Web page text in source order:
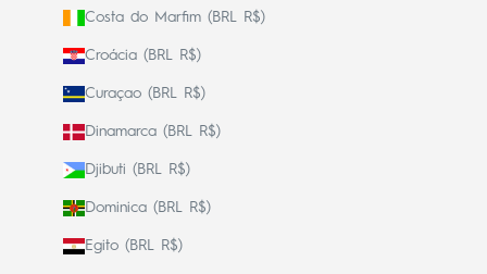
Costa do Marfim (BRL R$)
Croácia (BRL R$)
Curaçao (BRL R$)
Dinamarca (BRL R$)
Djibuti (BRL R$)
Dominica (BRL R$)
Egito (BRL R$)